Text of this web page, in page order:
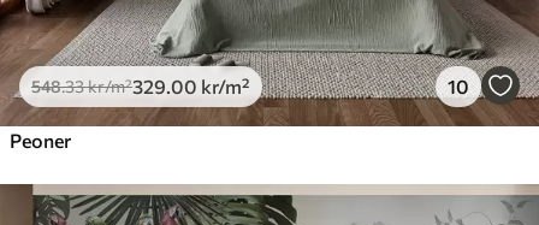
548.33kr/m²329 .00 kr/m² 10
Peoner